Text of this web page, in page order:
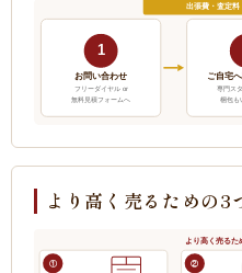
出張費・査定
1
お問い合わせ
フリーダイヤル or
無料見積フォームへ
ご自宅
専門ス
梱包も
より高く売るための3
より高く売るた
① ②